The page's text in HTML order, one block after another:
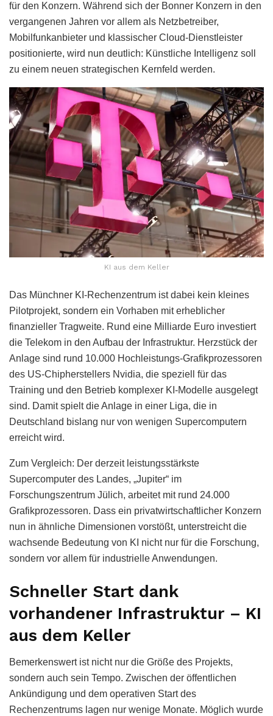
für den Konzern. Während sich der Bonner Konzern in den
vergangenen Jahren vor allem als Netzbetreiber,
Mobilfunkanbieter und klassischer Cloud-Dienstleister
positionierte, wird nun deutlich: Künstliche Intelligenz soll
zu einem neuen strategischen Kernfeld werden.
KI aus dem Keller
Das Münchner KI-Rechenzentrum ist dabei kein kleines
Pilotprojekt, sondern ein Vorhaben mit erheblicher
finanzieller Tragweite. Rund eine Milliarde Euro investiert
die Telekom in den Aufbau der Infrastruktur. Herzstück der
Anlage sind rund 10.000 Hochleistungs-Grafikprozessoren
des US-Chipherstellers Nvidia, die speziell für das
Training und den Betrieb komplexer KI-Modelle ausgelegt
sind. Damit spielt die Anlage in einer Liga, die in
Deutschland bislang nur von wenigen Supercomputern
erreicht wird.
Zum Vergleich: Der derzeit leistungsstärkste
Supercomputer des Landes, „Jupiter“ im
Forschungszentrum Jülich, arbeitet mit rund 24.000
Grafikprozessoren. Dass ein privatwirtschaftlicher Konzern
nun in ähnliche Dimensionen vorstößt, unterstreicht die
wachsende Bedeutung von KI nicht nur für die Forschung,
sondern vor allem für industrielle Anwendungen.
Schneller Start dank
vorhandener Infrastruktur – KI
aus dem Keller
Bemerkenswert ist nicht nur die Größe des Projekts,
sondern auch sein Tempo. Zwischen der öffentlichen
Ankündigung und dem operativen Start des
Rechenzentrums lagen nur wenige Monate. Möglich wurde